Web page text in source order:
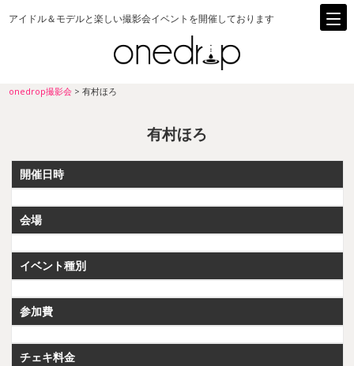
アイドル＆モデルと楽しい撮影会イベントを開催しております
onedrop撮影会 >有村ほろ
有村ほろ
開催日時
会場
イベント種別
参加費
チェキ料金